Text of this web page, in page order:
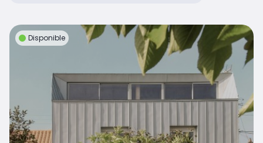
Disponible